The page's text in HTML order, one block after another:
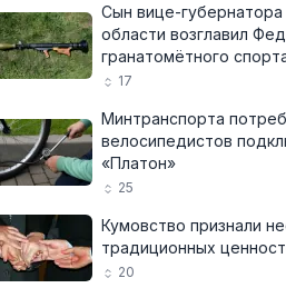
Сын вице-
области возглавил
гранатомётного
17
Минтранспорта
велосипедистов
«Платон»
25
Кумовство признали
традиционных
20